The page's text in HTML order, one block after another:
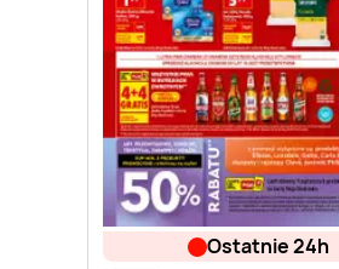
ostatnie 24h